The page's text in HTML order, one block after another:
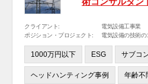
クライアント:
電気設備工事業
ポジション・プロジェクト:
電気設備の技術の
1000万円以下 ESG サブコ
ヘッドハンティング事例 年齢不